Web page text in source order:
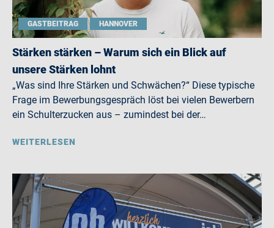
GASTBEITRAG HANNOVER
Stärken stärken – Warum sich ein Blick auf
unsere Stärken lohnt
„Was sind Ihre Stärken und Schwächen?“ Diese typische
Frage im Bewerbungsgespräch löst bei vielen Bewerbern
ein Schulterzucken aus – zumindest bei der…
WEITERLESEN